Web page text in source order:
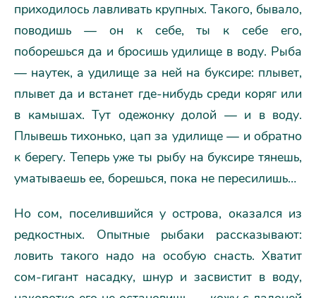
приходилось лавливать крупных. Такого, бывало,
поводишь — он к себе, ты к себе его,
поборешься да и бросишь удилище в воду. Рыба
— наутек, а удилище за ней на буксире: плывет,
плывет да и встанет где-нибудь среди коряг или
в камышах. Тут одежонку долой — и в воду.
Плывешь тихонько, цап за удилище — и обратно
к берегу. Теперь уже ты рыбу на буксире тянешь,
уматываешь ее, борешься, пока не пересилишь…
Но сом, поселившийся у острова, оказался из
редкостных. Опытные рыбаки рассказывают:
ловить такого надо на особую снасть. Хватит
сом-гигант насадку, шнур и засвистит в воду,